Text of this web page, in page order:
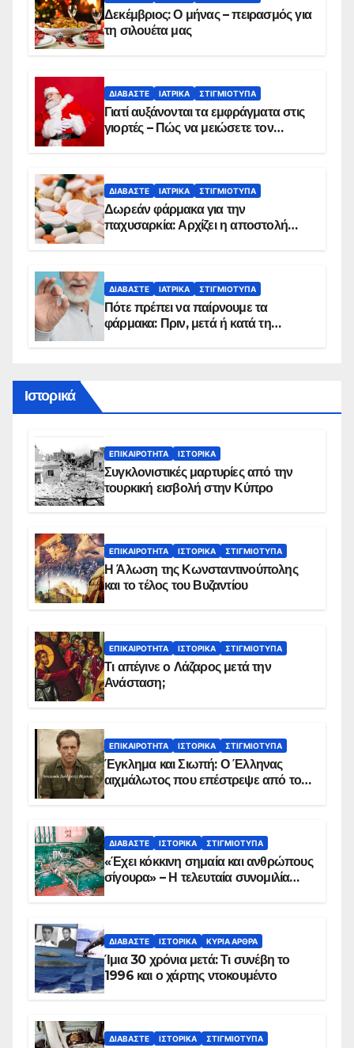
Δεκέμβριος: Ο μήνας – πειρασμός για
τη σιλουέτα μας
ΔΙΑΒΆΣΤΕ ΙΑΤΡΙΚΆ ΣΤΙΓΜΙΌΤΥΠΑ
Γιατί αυξάνονται τα εμφράγματα στις
γιορτές – Πώς να μειώσετε τον
ΔΙΑΒΆΣΤΕ ΙΑΤΡΙΚΆ ΣΤΙΓΜΙΌΤΥΠΑ
Δωρεάν φάρμακα για την
παχυσαρκία: Αρχίζει η αποστολή
ΔΙΑΒΆΣΤΕ ΙΑΤΡΙΚΆ ΣΤΙΓΜΙΌΤΥΠΑ
Πότε πρέπει να παίρνουμε τα
φάρμακα: Πριν, μετά ή κατά τη
Ιστορικά
ΕΠΙΚΑΙΡΌΤΗΤΑ ΙΣΤΟΡΙΚΆ
Συγκλονιστικές μαρτυρίες από την
τουρκική εισβολή στην Κύπρο
ΕΠΙΚΑΙΡΌΤΗΤΑ ΙΣΤΟΡΙΚΆ ΣΤΙΓΜΙΌΤΥΠΑ
Η Άλωση της Κωνσταντινούπολης
και το τέλος του Βυζαντίου
ΕΠΙΚΑΙΡΌΤΗΤΑ ΙΣΤΟΡΙΚΆ ΣΤΙΓΜΙΌΤΥΠΑ
Τι απέγινε ο Λάζαρος μετά την
Ανάσταση;
ΕΠΙΚΑΙΡΌΤΗΤΑ ΙΣΤΟΡΙΚΆ ΣΤΙΓΜΙΌΤΥΠΑ
Έγκλημα και Σιωπή: Ο Έλληνας
αιχμάλωτος που επέστρεψε από το
ΔΙΑΒΆΣΤΕ ΙΣΤΟΡΙΚΆ ΣΤΙΓΜΙΌΤΥΠΑ
«Έχει κόκκινη σημαία και ανθρώπους
σίγουρα» – Η τελευταία συνομιλία
ΔΙΑΒΆΣΤΕ ΙΣΤΟΡΙΚΆ ΚΥΡΙΑ ΑΡΘΡΑ
Ίμια 30 χρόνια μετά: Τι συνέβη το
1996 και ο χάρτης ντοκουμέντο
ΔΙΑΒΆΣΤΕ ΙΣΤΟΡΙΚΆ ΣΤΙΓΜΙΌΤΥΠΑ